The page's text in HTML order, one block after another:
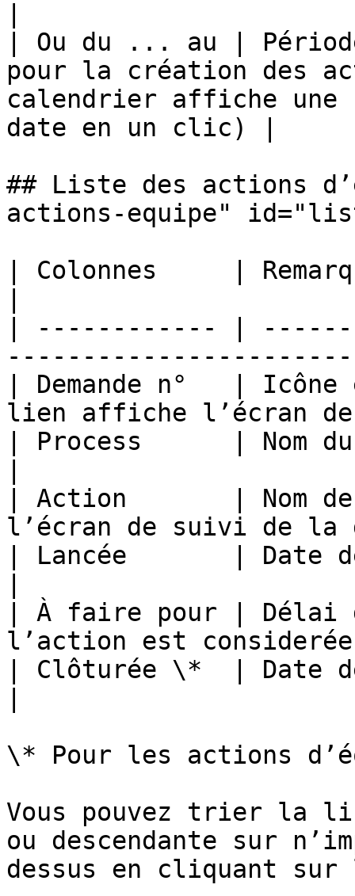
| Ou du ... au |
pour la création des
calendrier affiche une
date en un clic) |
## Liste des actions
actions-equipe"
| Colonnes     |
| ------------ |
| Demande n°   |
lien affiche l’écran
| Process      | Nom du
| Action       | Nom
l’écran de suivi de
| Lancée       | Date
| À faire pour | Délai
l’action est
| Clôturée \*  | Date
\* Pour les actions
Vous pouvez trier la
ou descendante sur